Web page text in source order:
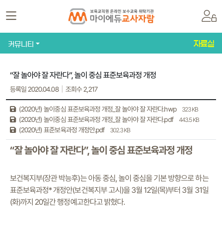
커뮤니티 자료실
“잘 놀아야 잘 자란다”, 놀이 중심 표준보육과정 개정
등록일 2020.04.08 조회수 2,217
(2020년) 놀이중심 표준보육과정 개정_잘 놀아야 잘 자란다.hwp 323 KB
(2020년) 놀이중심 표준보육과정 개정_잘 놀아야 잘 자란다.pdf 443.5 KB
(2020년) 표준보육과정 개정안.pdf 302.3 KB
“잘 놀아야 잘 자란다”, 놀이 중심 표준보육과정 개정
보건복지부(장관 박능후)는 아동 중심, 놀이 중심을 기본 방향으로 하는
표준보육과정* 개정안(보건복지부 고시)을 3월 12일(목)부터 3월 31일
(화)까지 20일간 행정예고한다고 밝혔다.